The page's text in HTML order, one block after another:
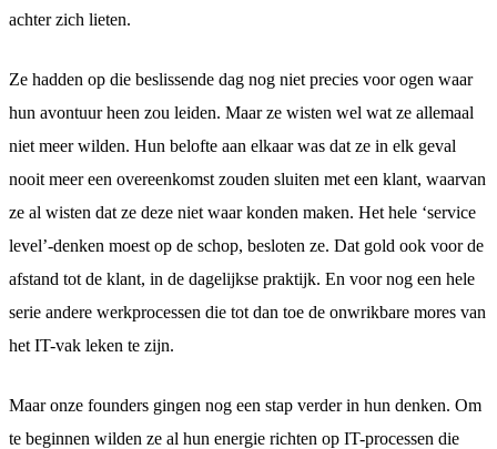
achter zich lieten.
Ze hadden op die beslissende dag nog niet precies voor ogen waar
hun avontuur heen zou leiden. Maar ze wisten wel wat ze allemaal
niet meer wilden. Hun belofte aan elkaar was dat ze in elk geval
nooit meer een overeenkomst zouden sluiten met een klant, waarvan
ze al wisten dat ze deze niet waar konden maken. Het hele ‘service
level’-denken moest op de schop, besloten ze. Dat gold ook voor de
afstand tot de klant, in de dagelijkse praktijk. En voor nog een hele
serie andere werkprocessen die tot dan toe de onwrikbare mores van
het IT-vak leken te zijn.
Maar onze founders gingen nog een stap verder in hun denken. Om
te beginnen wilden ze al hun energie richten op IT-processen die